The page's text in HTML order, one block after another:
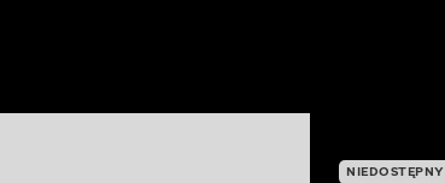
NIEDOSTĘPNY